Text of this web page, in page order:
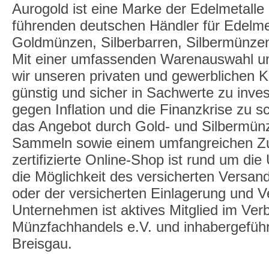
Aurogold ist eine Marke der
führenden deutschen Händler für
Goldmünzen, Silberbarren,
Mit einer umfassenden Warenauswahl
wir unseren privaten und gewerblichen
günstig und sicher in Sachwerte zu
gegen Inflation und die Finanzkrise zu
das Angebot durch Gold- und
Sammeln sowie einem umfangreichen
zertifizierte Online-Shop ist rund um die
die Möglichkeit des versicherten
oder der versicherten Einlagerung und
Unternehmen ist aktives Mitglied im
Münzfachhandels e.V. und
Breisgau.